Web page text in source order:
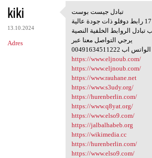
kiki
13.10.2024
Adres
تبادل جيست بوست
تبادل جيست بوست
الروابط الخلفية النصية
يرجي التواصل معنا عبر
00491634511222 الواتس اب
https://www.eljnoub.com/
https://www.eljnoub.com/
https://www.rauhane.net
https://www.s3udy.org/
https://hurenberlin.com/
https://www.q8yat.org/
https://www.elso9.com/
https://jalbalhabeb.org
https://wikimedia.cc
https://hurenberlin.com/
https://www.elso9.com/